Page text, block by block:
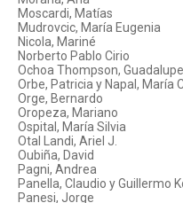
Moscardi, Matías
Mudrovcic, María Eugenia
Nicola, Mariné
Norberto Pablo Cirio
Ochoa Thompson, Guadalupe
Orbe, Patricia y Napal, María
Orge, Bernardo
Oropeza, Mariano
Ospital, María Silvia
Otal Landi, Ariel J.
Oubiña, David
Pagni, Andrea
Panella, Claudio y Guillermo
Panesi, Jorge